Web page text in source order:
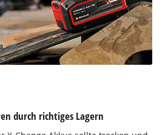
durch richtiges Lagern